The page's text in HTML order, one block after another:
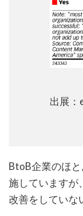
出展：
BtoB企業のほ
施していますが
改善をしていな